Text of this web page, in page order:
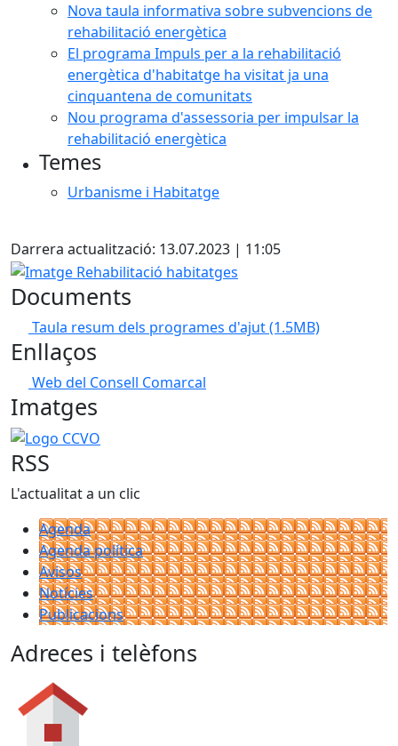
Nova taula informativa sobre subvencions de
rehabilitació energètica
El programa Impuls per a la rehabilitació
energètica d'habitatge ha visitat ja una
cinquantena de comunitats
Nou programa d'assessoria per impulsar la
rehabilitació energètica
Temes
Urbanisme i Habitatge
Darrera actualització: 13.07.2023 | 11:05
Imatge Rehabilitació habitatges
Documents
Taula resum dels programes d'ajut(1.5MB)
Enllaços
Web del Consell Comarcal
Imatges
Logo CCVO
RSS
L'actualitat a un clic
Agenda
Agenda política
Avisos
Notícies
Publicacions
Adreces i telèfons